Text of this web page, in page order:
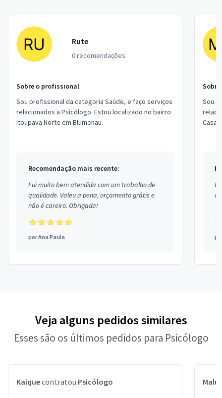
Rute
0 recomendações
Sobre o profissional
Sou profissional da categoria Saúde, e faço serviços
relacionados a Psicólogo. Estou localizado no bairro
Itoupava Norte em Blumenau.
Recomendação mais recente:
Fui muito bem atendida com um trabalho de
qualidade. Valeu a pena, orçamento grátis e
não é careiro. Obrigada!
porAna Paula
Sou
Casa
Veja alguns pedidos similares
Esses são os últimos pedidos para Psicólogo
Kaiquecontratou Psicólogo Malu